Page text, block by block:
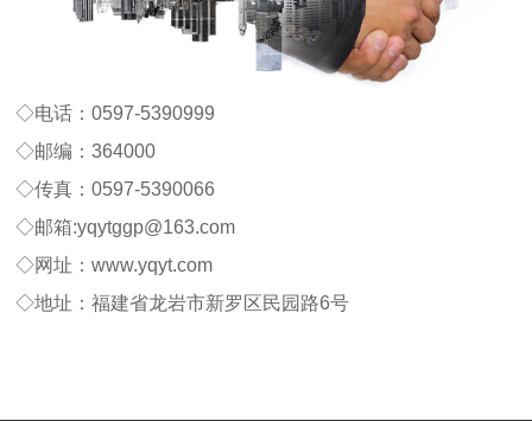
◇电话：0597-5390999
◇邮编：364000
◇传真：0597-5390066
◇邮箱:yqytggp@163.com
◇网址：www.yqyt.com
◇地址：福建省龙岩市新罗区民园路6号